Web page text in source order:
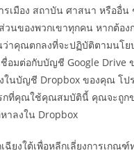
มือง สถาบัน ศาสนา หรืออื่น
นของพวกเขาทุกคน หากต้อ
คุณตกลงที่จะปฏิบัติตามนโย
ต่อกับบัญชี Google Drive
ในบัญชี Dropbox ของคุณ โ
กที่คุณใช้คุณสมบัตินี้ คุณจะถูก
าลงใน Dropbox
ยงใต้เพื่อหลีกเลี่ยงการเกณ